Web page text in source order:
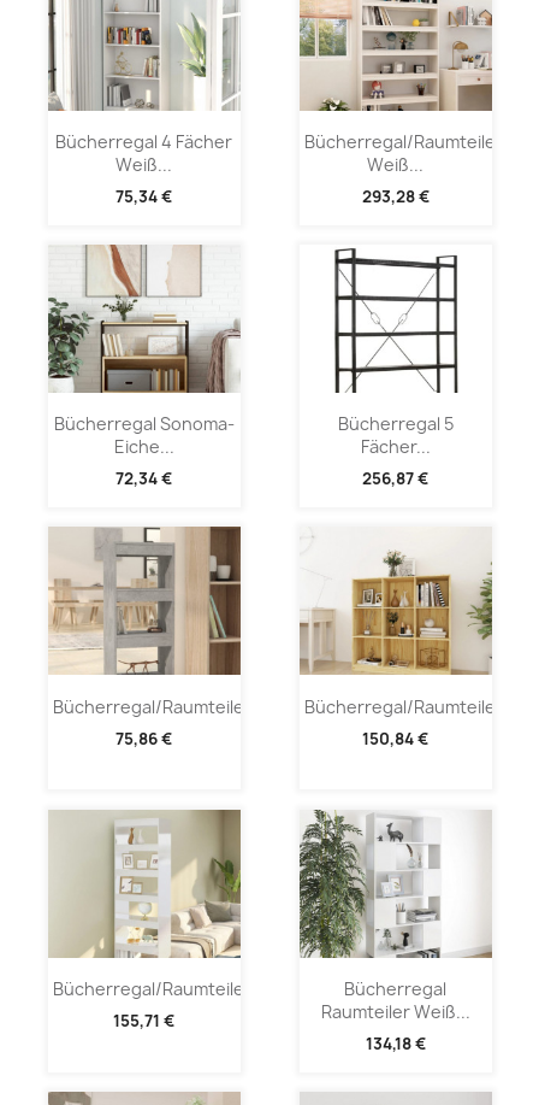
Bücherregal 4 Fächer
Weiß...
75,34 €
Bücherregal/Raumteiler
Weiß...
293,28 €
Bücherregal Sonoma-
Eiche...
72,34 €
Bücherregal 5
Fächer...
256,87 €
Bücherregal/Raumteiler...
75,86 €
Bücherregal/Raumteiler...
150,84 €
Bücherregal/Raumteiler...
155,71 €
Bücherregal
Raumteiler Weiß...
134,18 €